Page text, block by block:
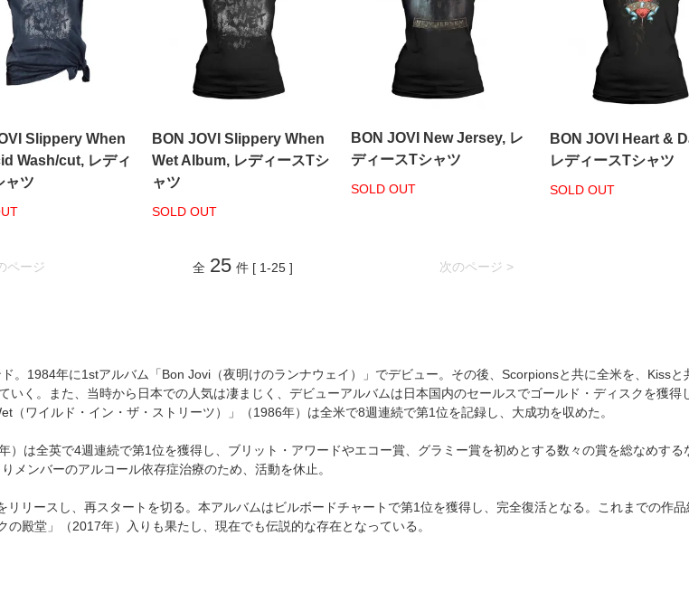
Slippery When
Wash/cut, レディ
ャツ
BON JOVI Slippery When
Wet Album, レディースTシ
ャツ
SOLD OUT
BON JOVI New Jersey, レ
ディースTシャツ
SOLD OUT
BON JOVI Heart &
レディースTシャツ
SOLD OUT
ページ 次のページ >
全 25 件 [ 1-25 ]
。1984年に1stアルバム「Bon Jovi（夜明けのランナウェイ）」でデビュー。その後、Scorpionsと共に全米を、Kissと
いく。また、当時から日本での人気は凄まじく、デビューアルバムは日本国内のセールスでゴールド・ディスクを獲得
（ワイルド・イン・ザ・ストリーツ）」（1986年）は全米で8週連続で第1位を記録し、大成功を収めた。
）は全英で4週連続で第1位を獲得し、ブリット・アワードやエコー賞、グラミー賞を初めとする数々の賞を総なめする
メンバーのアルコール依存症治療のため、活動を休止。
リースし、再スタートを切る。本アルバムはビルボードチャートで第1位を獲得し、完全復活となる。これまでの作
殿堂」（2017年）入りも果たし、現在でも伝説的な存在となっている。